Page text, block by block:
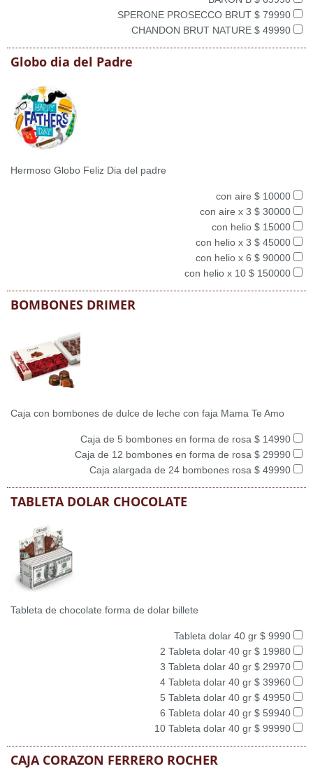
SPERONE PROSECCO BRUT $ 79990
CHANDON BRUT NATURE $ 49990
Globo dia del Padre
Hermoso Globo Feliz Dia del padre
con aire $ 10000
con aire x 3 $ 30000
con helio $ 15000
con helio x 3 $ 45000
con helio x 6 $ 90000
con helio x 10 $ 150000
BOMBONES DRIMER
Caja con bombones de dulce de leche con faja Mama Te Amo
Caja de 5 bombones en forma de rosa $ 14990
Caja de 12 bombones en forma de rosa $ 29990
Caja alargada de 24 bombones rosa $ 49990
TABLETA DOLAR CHOCOLATE
Tableta de chocolate forma de dolar billete
Tableta dolar 40 gr $ 9990
2 Tableta dolar 40 gr $ 19980
3 Tableta dolar 40 gr $ 29970
4 Tableta dolar 40 gr $ 39960
5 Tableta dolar 40 gr $ 49950
6 Tableta dolar 40 gr $ 59940
10 Tableta dolar 40 gr $ 99990
CAJA CORAZON FERRERO ROCHER